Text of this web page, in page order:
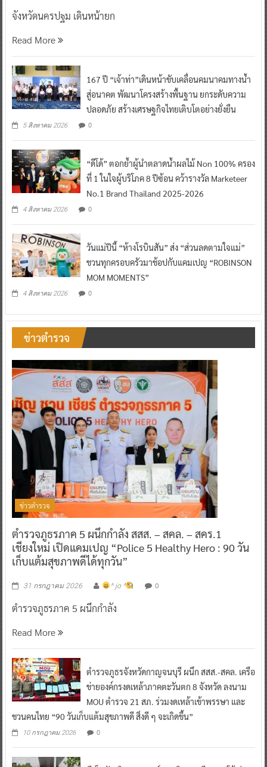
จังหวัดนครปฐม เดินหน้ายก
Read More
167 ปี “เจ้าท่า”เดินหน้าขับเคลื่อนคมนาคมทางน้ำ
สู่อนาคต พัฒนาโครงสร้างพื้นฐาน ยกระดับความ
ปลอดภัย สร้างเศรษฐกิจไทยเติบโตอย่างยั่งยืน
5 สิงหาคม 2026 0
“ดีโด้” ตอกย้ำผู้นำตลาดน้ำผลไม้ Non 100% ครอง
ที่ 1 ในใจผู้บริโภค 8 ปีซ้อน คว้ารางวัล Marketeer
No.1 Brand Thailand 2025-2026
4 สิงหาคม 2026 0
วันแม่ปีนี้ “ห้างโรบินสัน” ส่ง “ส่วนลดตามใจแม่”
ชวนทุกครอบครัวมาช้อปกับแคมเปญ “ROBINSON
MOM MOMENTS”
4 สิงหาคม 2026 0
ข่าวตำรวจ
ข่าวตำรวจ
ตำรวจภูธรภาค 5 ผนึกกำลัง สสส. – สคล. – สคร.1
เชียงใหม่ เปิดแคมเปญ “Police 5 Healthy Hero : 90 วัน
เก็บแต้มสุขภาพดีได้ทุกวัน”
31 กรกฎาคม 2026 ^ jo ^ 0
ตำรวจภูธรภาค 5 ผนึกกำลัง
Read More
ตำรวจภูธรจังหวัดกาญจนบุรี ผนึก สสส.-สคล. เครือ
ข่ายองค์กรงดเหล้าภาคตะวันตก 8 จังหวัด ลงนาม
MOU ตำรวจ 21 สภ. ร่วมงดเหล้าเข้าพรรษา และ
ชวนคนไทย “90 วันเก็บแต้มสุขภาพดี สิ่งดี ๆ จะเกิดขึ้น”
10 กรกฎาคม 2026 0